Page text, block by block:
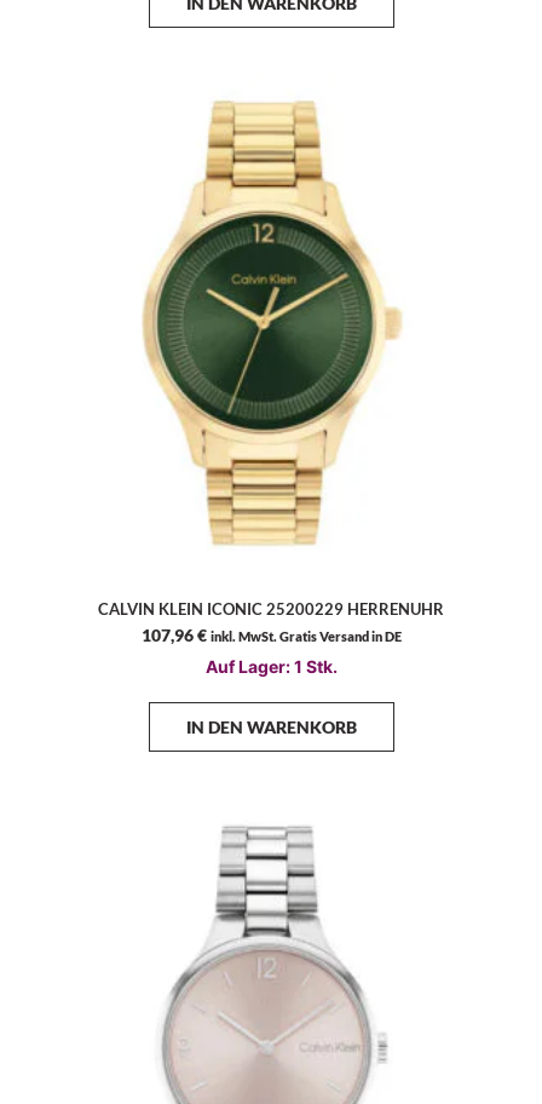
CALVIN KLEIN ICONIC 25200229 HERRENUHR
107,96€ inkl. MwSt. Gratis Versand in DE
Auf Lager: 1 Stk.
IN DEN WARENKORB